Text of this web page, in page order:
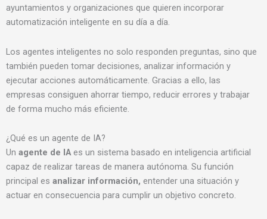
ayuntamientos y organizaciones que quieren incorporar
automatización inteligente en su día a día.
Los agentes inteligentes no solo responden preguntas, sino que
también pueden tomar decisiones, analizar información y
ejecutar acciones automáticamente. Gracias a ello, las
empresas consiguen ahorrar tiempo, reducir errores y trabajar
de forma mucho más eficiente.
¿Qué es un agente de IA?
Un agente de IAes un sistema basado en inteligencia artificial
capaz de realizar tareas de manera autónoma. Su función
principal es analizar información, entender una situación y
actuar en consecuencia para cumplir un objetivo concreto.